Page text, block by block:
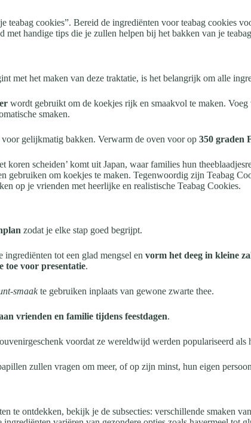
cookies”. Bereid de ingrediënten voor teabag cookies
handige tips die je zullen helpen bij het bakken van je
met het maken van deze traktatie, is het belangrijk om alle
wordt gebruikt om de koekjes rijk en smaakvol te maken. Voeg
smaken.
gelijkmatig bakken. Verwarm de oven voor op 350 graden
scheiden’ komt uit Japan, waar families hun
gebruiken om koekjes te maken. Tegenwoordig zijn Teabag
op je vrienden met heerlijke en realistische Teabag Cookies.
zodat je elke stap goed begrijpt.
ingrediënten tot een glad mengsel en vorm het deeg in kleine
toe voor presentatie.
smaakte gebruiken inplaats van gewone zwarte thee.
vrienden en familie tijdens feestdagen.
voordat ze wereldwijd werden populariseerd als
zullen vragen om meer, of op zijn minst, hun eigen
te ontdekken, bekijk je de subsecties: verschillende smaken